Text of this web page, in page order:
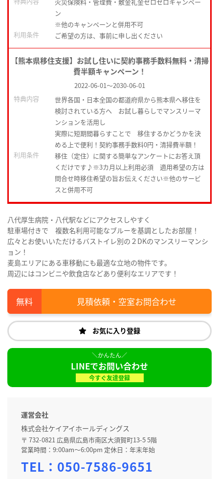
火災保険料・管理費・敷金礼金ゼロゼロキャンペー
ン
※他のキャンペーンと併用不可
利用条件
ご希望の方は、事前に申し出ください
【熊本県移住支援】お試し住いに契約事務手数料無料・清掃
費半額キャンペーン！
2022-06-01～2030-06-01
特典内容
世界各国・日本全国の都道府県から熊本県へ移住を
検討されている方へ お試し暮らしでマンスリーマ
ンションを活用し
実際に短期間暮らすことで 移住するかどうかを決
める上で便利！契約事務手数料0円・清掃費半額！
利用条件
移住（定住）に関する簡単なアンケートにお答え頂
くだけです♪※3カ月以上利用必須 適用希望の方は
問合せ時移住希望の旨お伝えください※他のサービ
スと併用不可
八代厚生病院・八代駅などにアクセスしやすく
駐車場付きで 複数名利用可能なブルーを基調としたお部屋！
広々とお使いいただけるバストイレ別の２DKのマンスリーマンシ
ョン！
麦島エリアにある車移動にも最適な立地の物件です。
周辺にはコンビニや飲食店などあり便利なエリアです！
見積依頼・空室お問合わせ
お気に入り登録
LINEでお問い合わせ
今すぐ友達登録
運営会社
株式会社ケイアイホールディングス
〒 732-0821 広島県広島市南区大須賀町13-5 5階
営業時間：9:00am～6:00pm 定休日：年末年始
TEL： 050-7586-9651